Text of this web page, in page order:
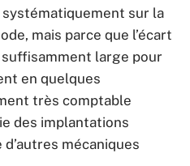
sur la
mais parce que l’écart
large pour
en quelques
très comptable
des implantations
mécaniques